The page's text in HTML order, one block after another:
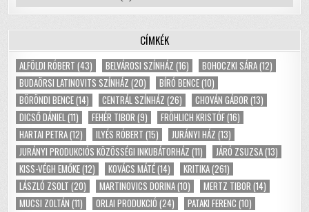
CÍMKÉK
ALFÖLDI RÓBERT (43) BELVÁROSI SZÍNHÁZ (16) BOHOCZKI SÁRA(12)
BUDAÖRSI LATINOVITS SZÍNHÁZ (20) BÍRÓ BENCE(10)
BÖRÖNDI BENCE(14) CENTRÁL SZÍNHÁZ (26) CHOVÁN GÁBOR (13)
DICSŐ DÁNIEL(11) FEHÉR TIBOR (9) FRÖHLICH KRISTÓF(16)
HARTAI PETRA(12) ILYÉS RÓBERT (15) JURÁNYI HÁZ (13)
JURÁNYI PRODUKCIÓS KÖZÖSSÉGI INKUBÁTORHÁZ (11) JÁRÓ ZSUZSA(13)
KISS-VÉGH EMŐKE(12) KOVÁCS MÁTÉ(14) KRITIKA(261)
LÁSZLÓ ZSOLT (20) MARTINOVICS DORINA(10) MERTZ TIBOR (14)
MUCSI ZOLTÁN (11) ORLAI PRODUKCIÓ (24) PATAKI FERENC (10)